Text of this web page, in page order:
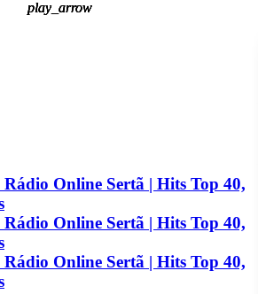
play_arrow
play_arrow
play_arrow
play_arrow